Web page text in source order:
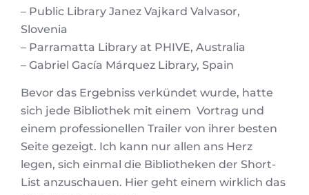
– Public Library Janez Vajkard Valvasor,
Slovenia
– Parramatta Library at PHIVE, Australia
– Gabriel Gacía Márquez Library, Spain
Bevor das Ergebniss verkündet wurde, hatte
sich jede Bibliothek mit einem Vortrag und
einem professionellen Trailer von ihrer besten
Seite gezeigt. Ich kann nur allen ans Herz
legen, sich einmal die Bibliotheken der Short-
List anzuschauen. Hier geht einem wirklich das